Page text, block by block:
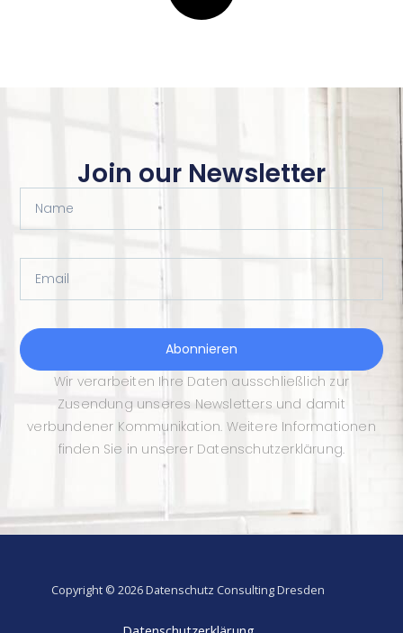
Join our Newsletter
Abonnieren
Wir verarbeiten Ihre Daten ausschließlich zur
Zusendung unseres Newsletters und damit
verbundener Kommunikation. Weitere Informationen
finden Sie in unserer Datenschutzerklärung.
Copyright © 2026 Datenschutz Consulting Dresden